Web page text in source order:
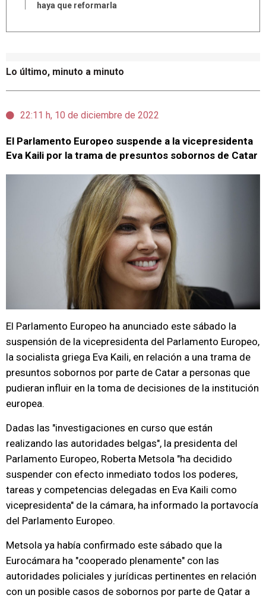
Lo último, minuto a minuto
22:11 h, 10 de diciembre de 2022
El Parlamento Europeo suspende a la vicepresidenta
Eva Kaili por la trama de presuntos sobornos de Catar
El Parlamento Europeo ha anunciado este sábado la
suspensión de la vicepresidenta del Parlamento Europeo,
la socialista griega Eva Kaili, en relación a una trama de
presuntos sobornos por parte de Catar a personas que
pudieran influir en la toma de decisiones de la institución
europea.
Dadas las "investigaciones en curso que están
realizando las autoridades belgas", la presidenta del
Parlamento Europeo, Roberta Metsola "ha decidido
suspender con efecto inmediato todos los poderes,
tareas y competencias delegadas en Eva Kaili como
vicepresidenta" de la cámara, ha informado la portavocía
del Parlamento Europeo.
Metsola ya había confirmado este sábado que la
Eurocámara ha "cooperado plenamente" con las
autoridades policiales y jurídicas pertinentes en relación
con un posible casos de sobornos por parte de Qatar a
haya que reformarla